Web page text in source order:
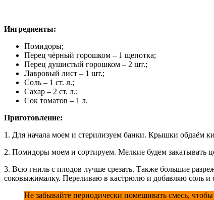
Ингредиенты:
Помидоры;
Перец чёрный горошком – 1 щепотка;
Перец душистый горошком – 2 шт.;
Лавровый лист – 1 шт.;
Соль – 1 ст. л.;
Сахар – 2 ст. л.;
Сок томатов – 1 л.
Приготовление:
1. Для начала моем и стерилизуем банки. Крышки обдаём
2. Помидоры моем и сортируем. Мелкие будем закатывать
3. Всю гниль с плодов лучше срезать. Также большие
соковыжималку. Переливаю в кастрюлю и добавляю соль и
Не забывайте периодически помешивать смесь,